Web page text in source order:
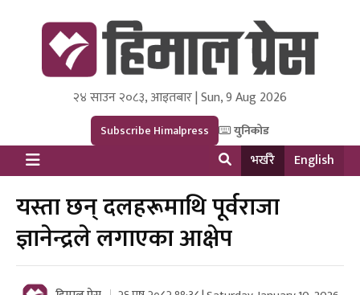
Himal Press
Dot NewsyNepal Media and Research Pvt Ltd.
२४ साउन २०८३, आइतबार | Sun, 9 Aug 2026
Subscribe Himalpress युनिकोड
भर्खरै English
यस्ता छन् दलहरूमाथि पूर्वराजा
ज्ञानेन्द्रले लगाएका आक्षेप